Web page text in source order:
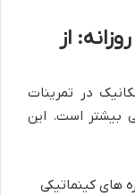
از
در تمرینات
بیشتر است. این
های کینماتیکی